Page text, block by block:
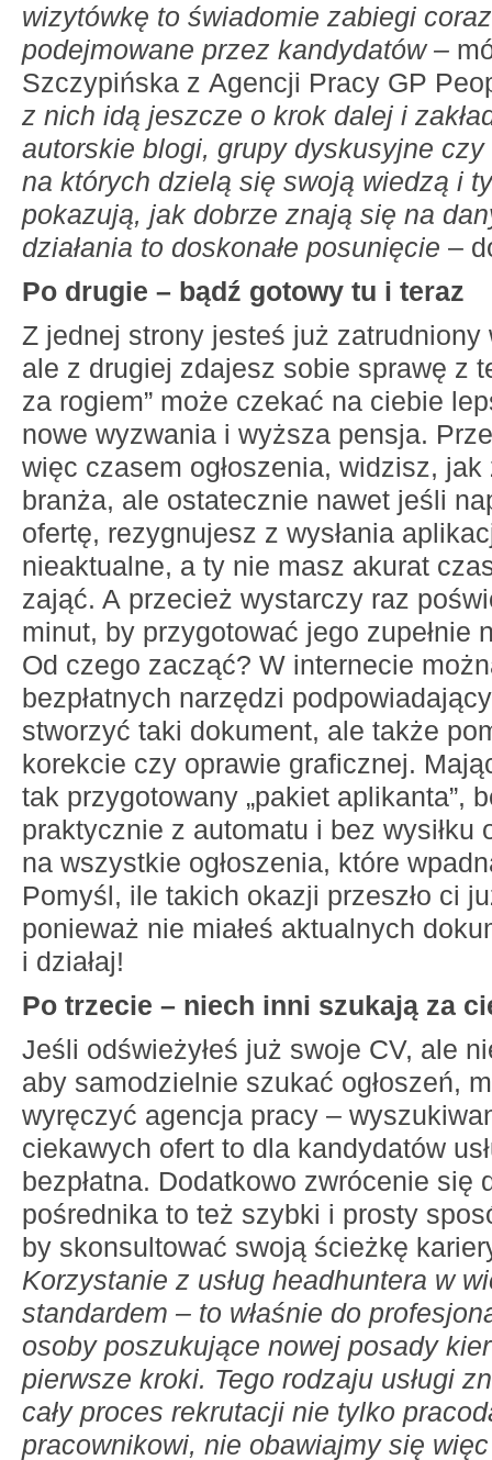
wizytówkę to świadomie zabiegi
podejmowane przez kandydatów –
Szczypińska z Agencji Pracy GP
z nich idą jeszcze o krok dalej i
autorskie blogi, grupy dyskusyjne czy
na których dzielą się swoją wiedzą i
pokazują, jak dobrze znają się na
działania to doskonałe posunięcie –
Po drugie – bądź gotowy tu i teraz
Z jednej strony jesteś już zatrudniony
ale z drugiej zdajesz sobie sprawę z
za rogiem” może czekać na ciebie
nowe wyzwania i wyższa pensja.
więc czasem ogłoszenia, widzisz,
branża, ale ostatecznie nawet jeśli
ofertę, rezygnujesz z wysłania
nieaktualne, a ty nie masz akurat
zająć. A przecież wystarczy raz
minut, by przygotować jego zupełnie
Od czego zacząć? W internecie
bezpłatnych narzędzi
stworzyć taki dokument, ale także
korekcie czy oprawie graficznej.
tak przygotowany „pakiet aplikanta”,
praktycznie z automatu i bez wysiłku
na wszystkie ogłoszenia, które
Pomyśl, ile takich okazji przeszło ci
ponieważ nie miałeś aktualnych
i działaj!
Po trzecie – niech inni szukają za
Jeśli odświeżyłeś już swoje CV, ale
aby samodzielnie szukać ogłoszeń,
wyręczyć agencja pracy –
ciekawych ofert to dla kandydatów
bezpłatna. Dodatkowo zwrócenie się
pośrednika to też szybki i prosty
by skonsultować swoją ścieżkę
Korzystanie z usług headhuntera w
standardem – to właśnie do
osoby poszukujące nowej posady
pierwsze kroki. Tego rodzaju usługi
cały proces rekrutacji nie tylko
pracownikowi, nie obawiajmy się